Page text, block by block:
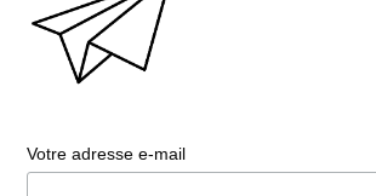
Votre adresse e-mail
Recherche